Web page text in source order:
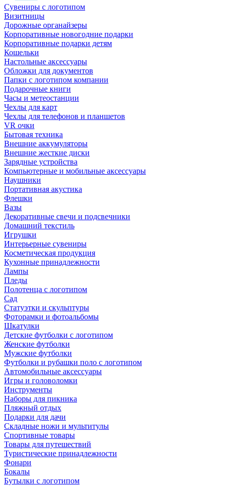
Сувениры с логотипом
Визитницы
Дорожные органайзеры
Корпоративные новогодние подарки
Корпоративные подарки детям
Кошельки
Настольные аксессуары
Обложки для документов
Папки с логотипом компании
Подарочные книги
Часы и метеостанции
Чехлы для карт
Чехлы для телефонов и планшетов
VR очки
Бытовая техника
Внешние аккумуляторы
Внешние жесткие диски
Зарядные устройства
Компьютерные и мобильные аксессуары
Наушники
Портативная акустика
Флешки
Вазы
Декоративные свечи и подсвечники
Домашний текстиль
Игрушки
Интерьерные сувениры
Косметическая продукция
Кухонные принадлежности
Лампы
Пледы
Полотенца с логотипом
Сад
Статуэтки и скульптуры
Фоторамки и фотоальбомы
Шкатулки
Детские футболки с логотипом
Женские футболки
Мужские футболки
Футболки и рубашки поло с логотипом
Автомобильные аксессуары
Игры и головоломки
Инструменты
Наборы для пикника
Пляжный отдых
Подарки для дачи
Складные ножи и мультитулы
Спортивные товары
Товары для путешествий
Туристические принадлежности
Фонари
Бокалы
Бутылки с логотипом